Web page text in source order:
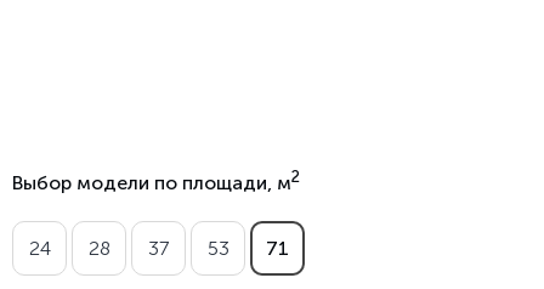
Выбор модели по площади, м2
24 28 37 53 71